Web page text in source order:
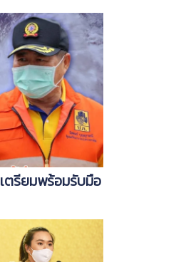
ตรียมพร้อมรับมือ